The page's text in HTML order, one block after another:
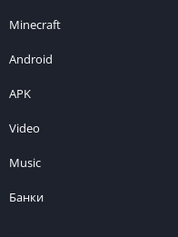
Minecraft
Android
APK
Video
Music
Банки